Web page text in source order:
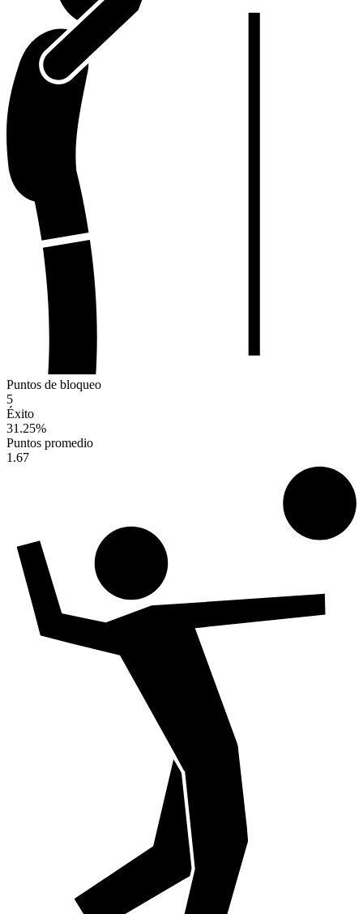
Puntos de bloqueo
5
Éxito
31.25%
Puntos promedio
1.67